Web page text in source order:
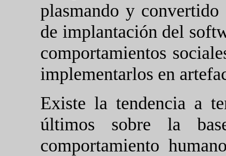
plasmando y convertido
de implantación del
comportamientos
implementarlos en
Existe la tendencia a
últimos sobre la
comportamiento